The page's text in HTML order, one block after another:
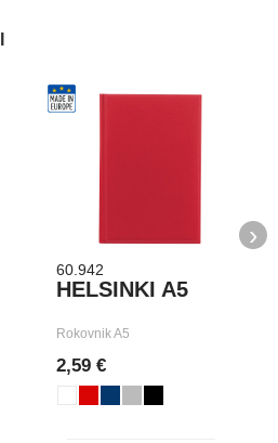
60.942
HELSINKI A5
Rokovnik A5
2,59 €
›